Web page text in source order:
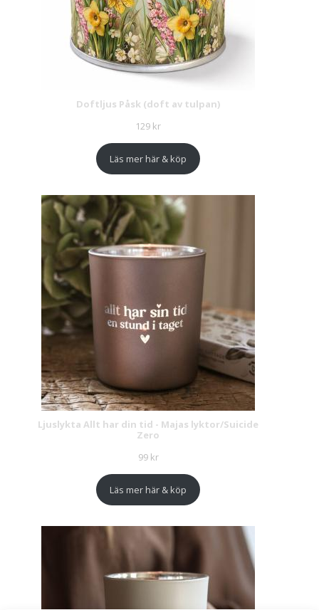
Doftljus Påsk (doft av tulpan)
129 kr
Läs mer här & köp
Ljuslykta Allt har din tid - Majas lyktor/Suicide
Zero
99 kr
Läs mer här & köp